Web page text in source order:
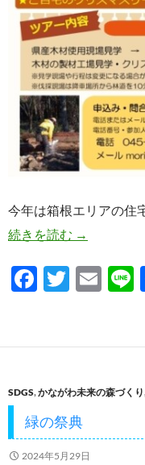
今年は箱根エリアの住
続きを読む 今年も森林
→
F
b
o
o
k
T
er
E
SDGS,かながわ未来の森づくり
緑の祭典
2024年5月29日